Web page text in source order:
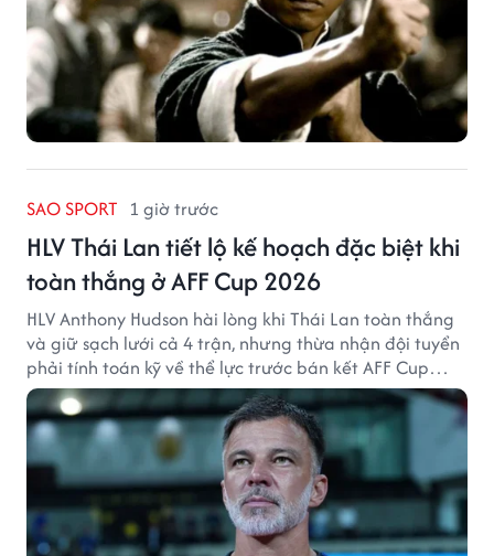
SAO SPORT 1 giờ trước
HLV Thái Lan tiết lộ kế hoạch đặc biệt khi
toàn thắng ở AFF Cup 2026
HLV Anthony Hudson hài lòng khi Thái Lan toàn thắng
và giữ sạch lưới cả 4 trận, nhưng thừa nhận đội tuyển
phải tính toán kỹ về thể lực trước bán kết AFF Cup
2026.